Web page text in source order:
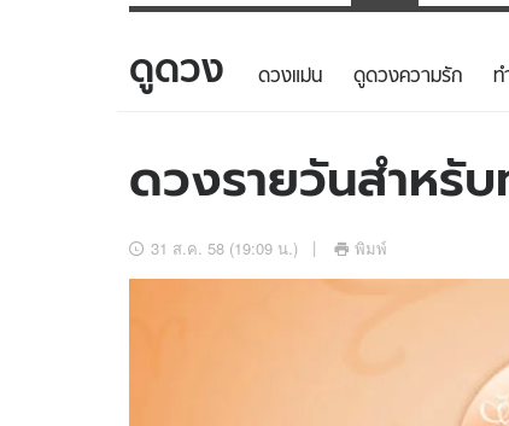
ข่าว
ข่าวบันเทิง
ดูดวง
สถิติหว
ดูดวง ดวงแม่น ดูดวงความรัก ทํ
ดวงรายวันสำหรั
31 ส.ค. 58 (19:09 น.) พิมพ์